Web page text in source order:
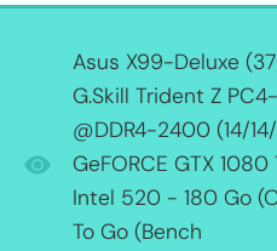
Asus X99-Deluxe
G.Skill Trident Z
@DDR4-2400 (14/
GeFORCE GTX 1080
Intel 520 - 180 Go
To Go (Bench